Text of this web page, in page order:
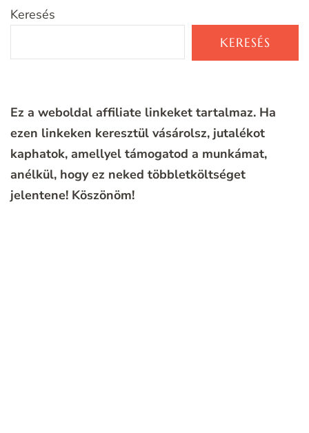
Keresés
KERESÉS
Ez a weboldal affiliate linkeket tartalmaz. Ha
ezen linkeken keresztül vásárolsz, jutalékot
kaphatok, amellyel támogatod a munkámat,
anélkül, hogy ez neked többletköltséget
jelentene! Köszönöm!